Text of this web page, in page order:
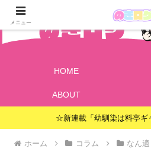
HOME
ABOUT
☆新連載「幼馴染は料亭
ホーム コラム なん
メニュー